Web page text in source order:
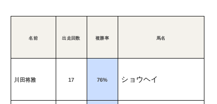
名前 出走回数 複勝率 馬名
川田将雅 17 76% ショウヘイ